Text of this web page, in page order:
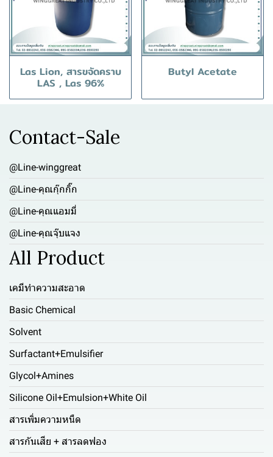
Las Lion, สารขจัดคราบ
LAS , Las 96%
Butyl Acetate
Contact-Sale
@Line-winggreat
@Line-คุณกุ๊กกิ๊ก
@Line-คุณแอมมี่
@Line-คุณจุ๊บแจง
All Product
เคมีทำความสะอาด
Basic Chemical
Solvent
Surfactant+Emulsifier
Glycol+Amines
Silicone Oil+Emulsion+White Oil
สารเพิ่มความหนืด
สารกันเสีย + สารลดฟอง